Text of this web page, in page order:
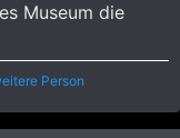
Museum die
Person